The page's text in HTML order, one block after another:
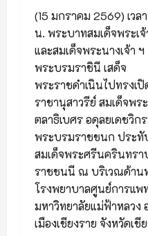
(15 มกราคม 2569) เวล
น. พระบาทสมเด็จพระเจ้
และสมเด็จพระนางเจ้า ฯ
พระบรมราชินี เสด็จ
พระราชดำเนินไปทรงเ
ราชานุสาวรีย์ สมเด็จพร
ตลาธิเบศร อดุลยเดชวิก
พระบรมราชชนก ประทั
สมเด็จพระศรีนครินทรา
ราชชนนี ณ บริเวณด้าน
โรงพยาบาลศูนย์การแพ
มหาวิทยาลัยแม่ฟ้าหลวง
เมืองเชียงราย จังหวัดเชี